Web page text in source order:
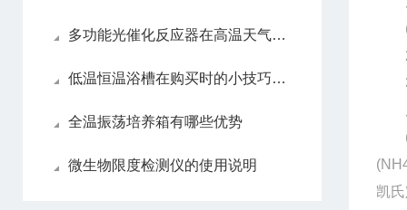
多功能光催化反应器在高温天气下的保养措施
低温恒温浴槽在购买时的小技巧有哪些
全温振荡培养箱有哪些优势
微生物限度检测仪的使用说明
3.
凯